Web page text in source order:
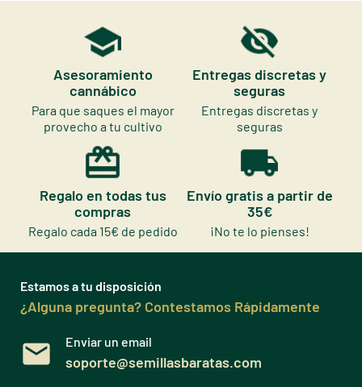
Asesoramiento
cannábico
Para que saques el mayor
provecho a tu cultivo
Entregas discretas y
seguras
Entregas discretas y
seguras
Regalo en todas tus
compras
Regalo cada 15€ de pedido
Envío gratis a partir de
35€
¡No te lo pienses!
Estamos a tu disposición
¿Alguna pregunta? Contestamos Rápidamente
Enviar un email
soporte@semillasbaratas.com